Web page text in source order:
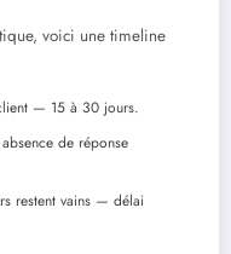
voici une timeline
— 15 à 30 jours.
de réponse
restent vains — délai